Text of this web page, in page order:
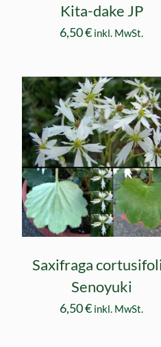
Kita-dake JP
6,50€ inkl. MwSt.
Saxifraga
Senoyuki
6,50€ inkl. MwSt.